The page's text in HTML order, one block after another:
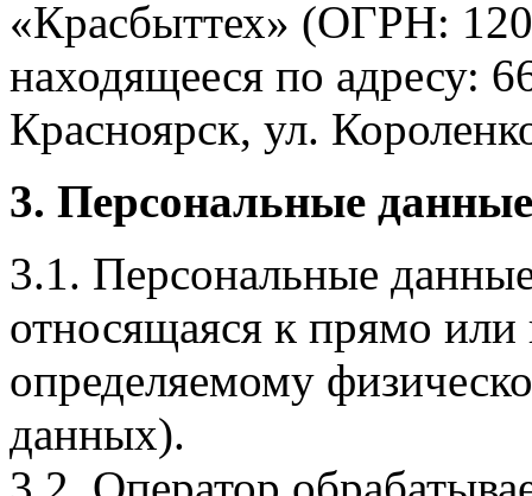
«Красбыттех» (ОГРН:
находящееся по адресу:
Красноярск, ул.
3. Персональные
3.1. Персональные
относящаяся к прямо
определяемому
данных).